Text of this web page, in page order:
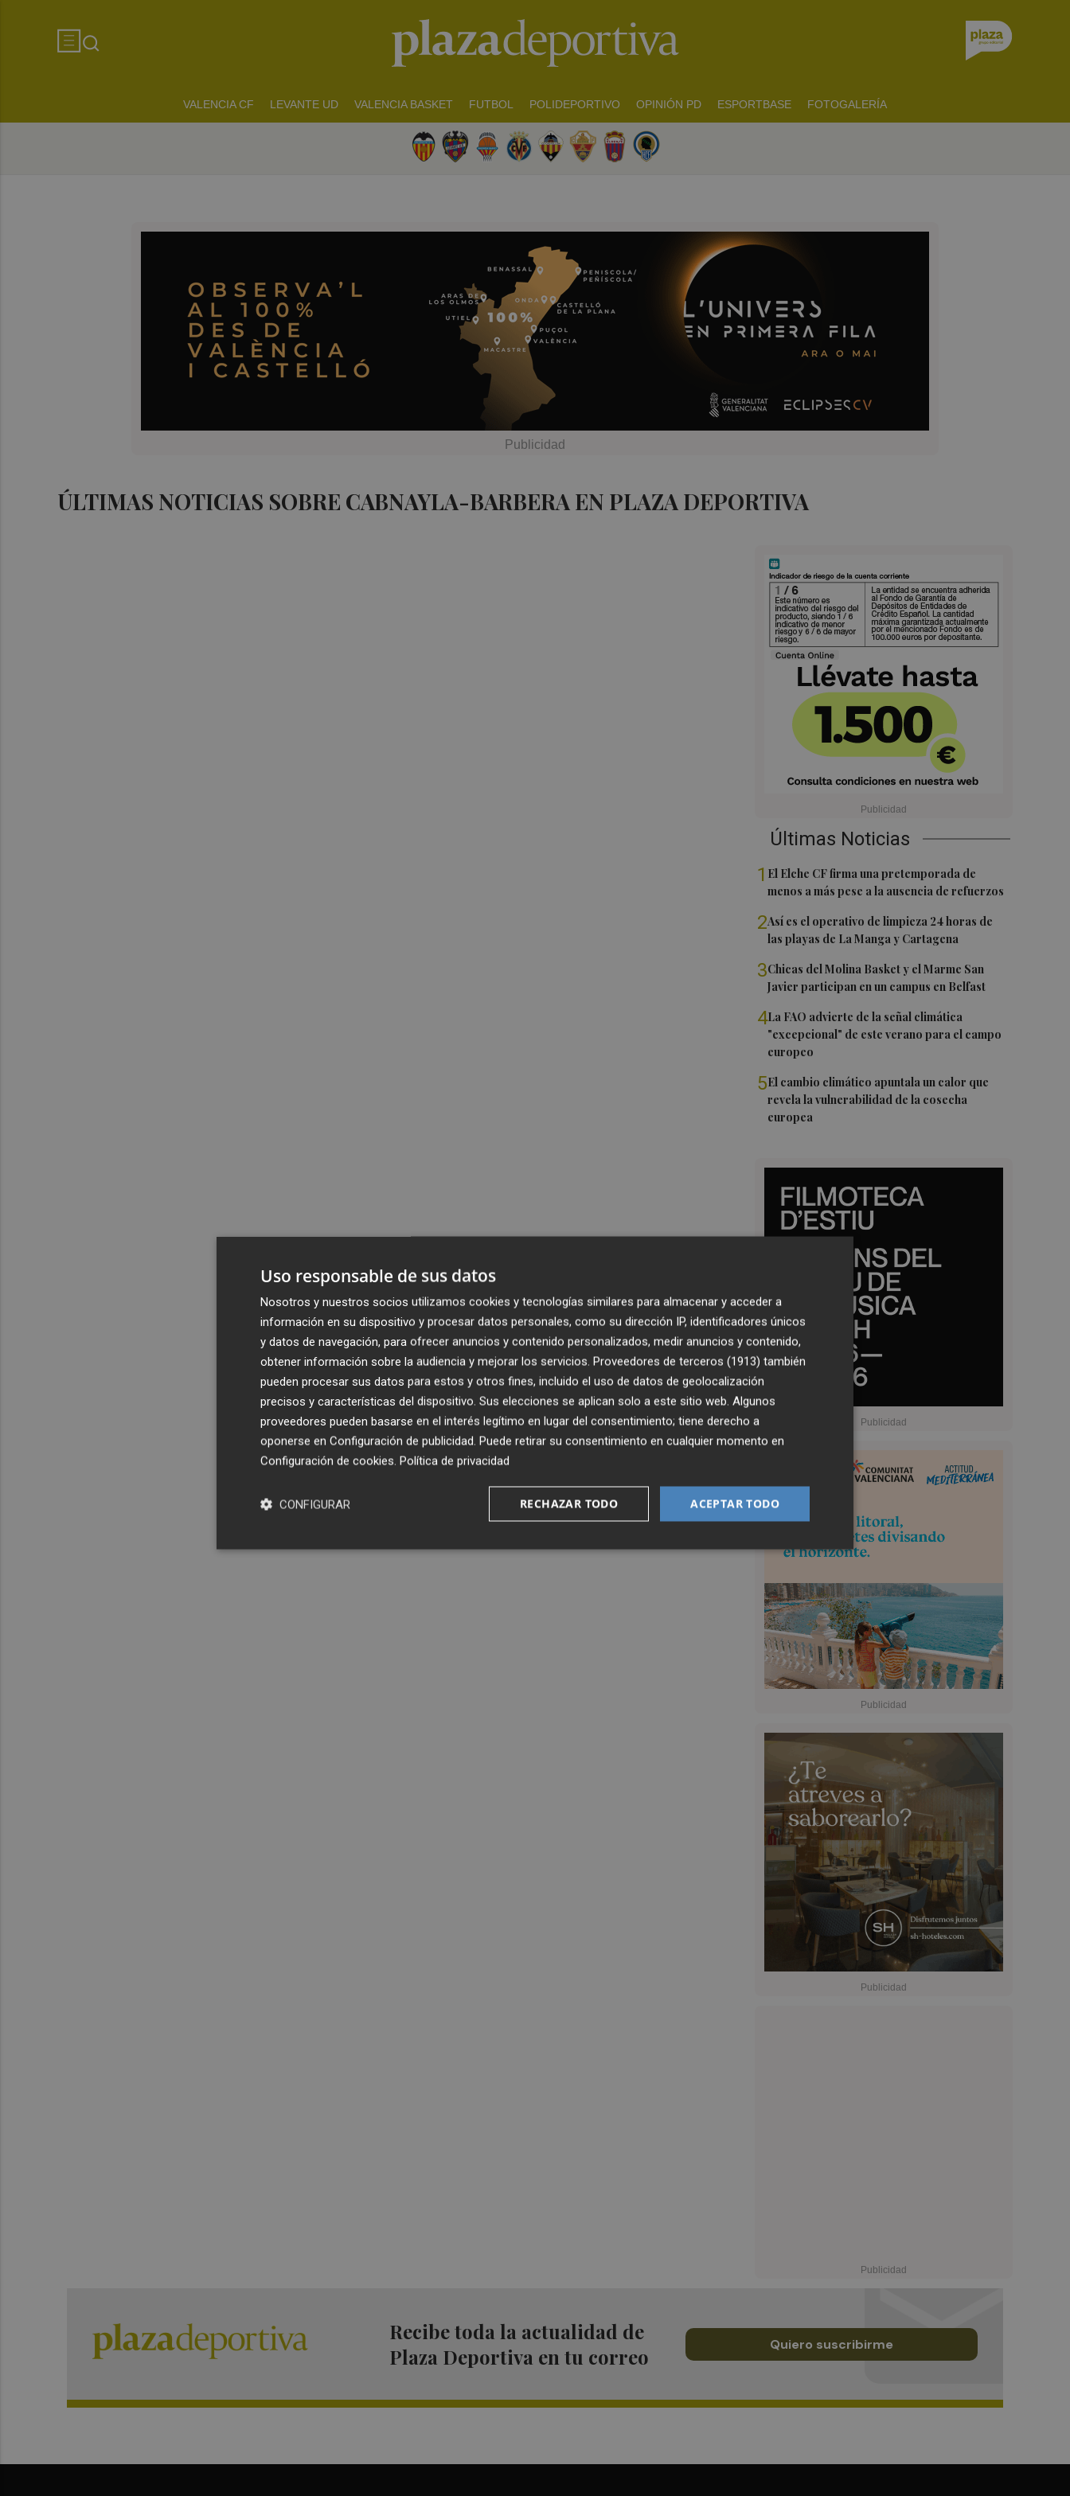
VALENCIA CF LEVANTE UD VALENCIA BASKET FUTBOL POLIDEPORTIVO OPINIÓN PD ESPORTBASE FOTOGALERÍA
ÚLTIMAS NOTICIAS SOBRE CABNAYLA-BARBERA EN PLAZA DEPORTIVA
Últimas Noticias
1 El Elche CF firma una pretemporada de
menos a más pese a la ausencia de refuerzos
2Así es el operativo de limpieza 24 horas de
las playas de La Manga y Cartagena
3Chicas del Molina Basket y el Marme San
Javier participan en un campus en Belfast
4La FAO advierte de la señal climática
"excepcional" de este verano para el campo
europeo
5El cambio climático apuntala un calor que
revela la vulnerabilidad de la cosecha
europea
Recibe toda la actualidad de
Plaza Deportiva en tu correo
Quiero suscribirme
Uso responsable de sus datos
Nosotros y nuestros socios utilizamos cookies y tecnologías similares para almacenar y acceder a
información en su dispositivo y procesar datos personales, como su dirección IP, identificadores únicos
y datos de navegación, para ofrecer anuncios y contenido personalizados, medir anuncios y contenido,
obtener información sobre la audiencia y mejorar los servicios. Proveedores de terceros (1913) también
pueden procesar sus datos para estos y otros fines, incluido el uso de datos de geolocalización
precisos y características del dispositivo. Sus elecciones se aplican solo a este sitio web. Algunos
proveedores pueden basarse en el interés legítimo en lugar del consentimiento; tiene derecho a
oponerse en Configuración de publicidad. Puede retirar su consentimiento en cualquier momento en
Configuración de cookies. Política de privacidad
ACEPTAR TODO
RECHAZAR TODO
CONFIGURAR